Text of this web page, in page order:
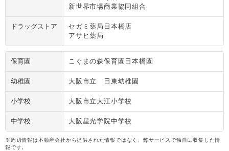
新世界市場商業協同組合
ドラッグストア
セガミ薬局日本橋店
アサヒ薬局
保育園 こぐまの森保育園日本橋園
幼稚園 大阪市立 日東幼稚園
小学校 大阪市立大江小学校
中学校 大阪星光学院中学校
※周辺情報は不動産会社から提供された情報ではなく、弊サービスで独自に収集した情
報です。